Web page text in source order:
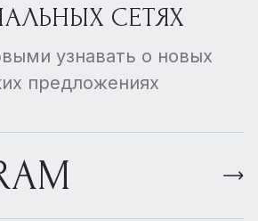
СЕТЯХ
узнавать о новых
предложениях